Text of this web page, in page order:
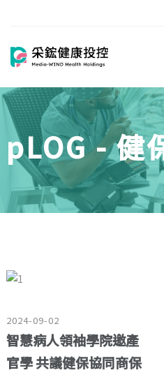
pLOG - 健
2024-09-02
智慧病人領袖學院邀產
官學 共議健保協同商保